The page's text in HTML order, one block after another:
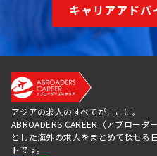
キャリアアドバ
アジアの求人のすべてがここに。
ABROADERS CAREER（アブロー
とした海外の求人をまとめて探せる
トです。